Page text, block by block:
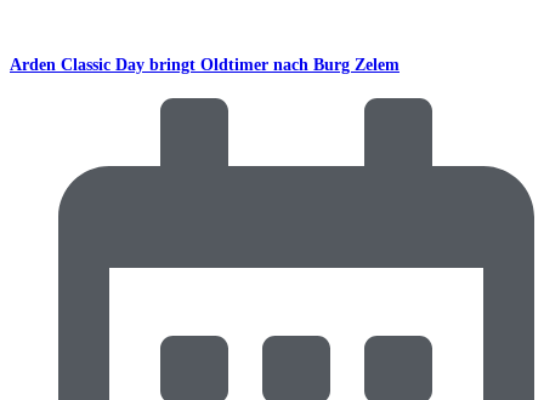
Arden Classic Day bringt Oldtimer nach Burg Zelem